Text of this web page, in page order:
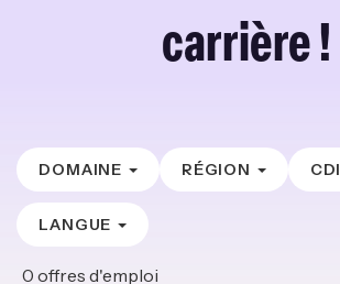
carrière !
DOMAINE RÉGION CDI
LANGUE
0 offres d'emploi